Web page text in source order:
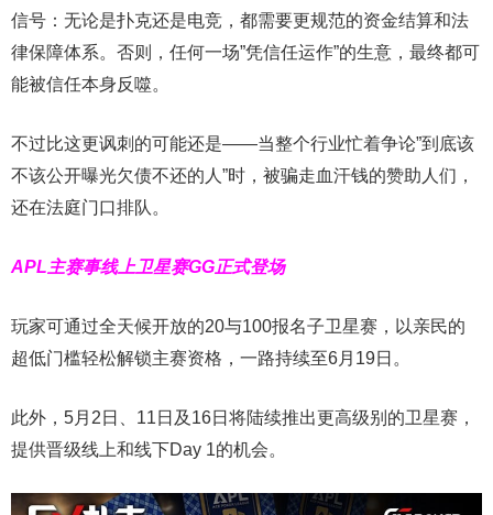
信号：无论是扑克还是电竞，都需要更规范的资金结算和法
律保障体系。否则，任何一场”凭信任运作”的生意，最终都可
能被信任本身反噬。
不过比这更讽刺的可能还是——当整个行业忙着争论”到底该
不该公开曝光欠债不还的人”时，被骗走血汗钱的赞助人们，
还在法庭门口排队。
APL主赛事线上卫星赛GG正式登场
玩家可通过全天候开放的20与100报名子卫星赛，以亲民的
超低门槛轻松解锁主赛资格，一路持续至6月19日。
此外，5月2日、11日及16日将陆续推出更高级别的卫星赛，
提供晋级线上和线下Day 1的机会。